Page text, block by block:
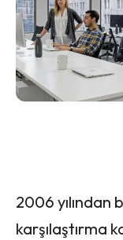
2006 yılından
karşılaştırma